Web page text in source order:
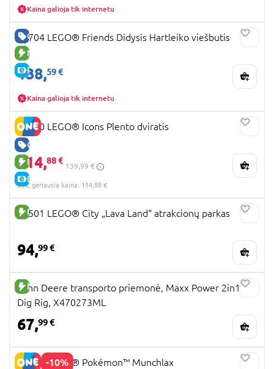
Kaina galioja tik internetu
GERA KAINA
NAUJA PREKĖ
E-KAINA
42704 LEGO® Friends Didysis Hartleiko viešbutis
138,59 €
Kaina galioja tik internetu
GERA KAINA
NAUJA PREKĖ
E-KAINA
11380 LEGO® Icons Plento dviratis
114,88 €
139,99 €
30d. geriausia kaina: 114,88 €
NAUJA PREKĖ
60501 LEGO® City „Lava Land“ atrakcionų parkas
94,99 €
NAUJA PREKĖ
John Deere transporto priemonė, Maxx Power 2in1
Dig Rig, X470273ML
67,99 €
-10%
72150 LEGO® Pokémon™ Munchlax